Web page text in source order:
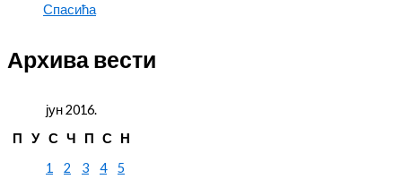
Спасића
Архива вести
јун 2016.
П
У С Ч П С
Н
1
2 3 4
5